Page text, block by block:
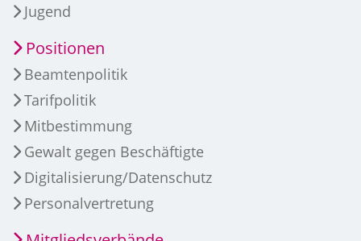
Jugend
Positionen
Beamtenpolitik
Tarifpolitik
Mitbestimmung
Gewalt gegen Beschäftigte
Digitalisierung/Datenschutz
Personalvertretung